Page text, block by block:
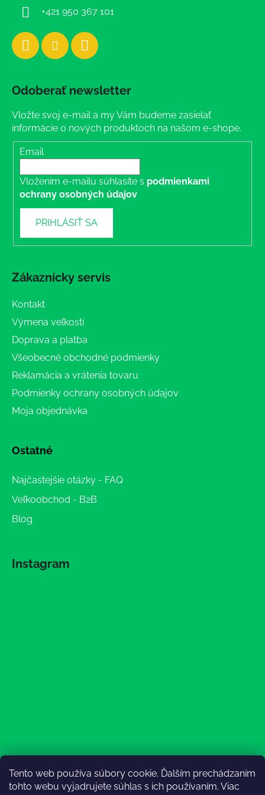
Tento web používa súbory cookie. Ďalším prechádzaním
tohto webu vyjadrujete súhlas s ich používaním. Viac
+421 950 367 101
Odoberať newsletter
Vložte svoj e-mail a my Vám budeme zasielať
informácie o nových produktoch na našom e-shope.
Email
Vložením e-mailu súhlasíte s podmienkami
ochrany osobných údajov
PRIHLÁSIŤ SA
Zákaznícky servis
Kontakt
Výmena veľkosti
Doprava a platba
Všeobecné obchodné podmienky
Reklamácia a vrátenia tovaru
Podmienky ochrany osobných údajov
Moja objednávka
Ostatné
Najčastejšie otázky - FAQ
Veľkoobchod - B2B
Blog
Instagram
Sledovať na Instagrame